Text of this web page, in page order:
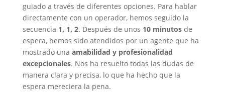
guiado a través de diferentes opciones. Para hablar
directamente con un operador, hemos seguido la
secuencia 1, 1, 2. Después de unos 10 minutosde
espera, hemos sido atendidos por un agente que ha
mostrado una amabilidad y profesionalidad
excepcionales. Nos ha resuelto todas las dudas de
manera clara y precisa, lo que ha hecho que la
espera mereciera la pena.